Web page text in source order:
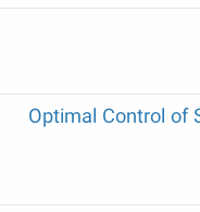
Optimal Control of